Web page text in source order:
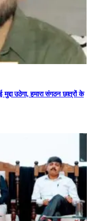
उठेगा, हमारा संगठन छात्रों के